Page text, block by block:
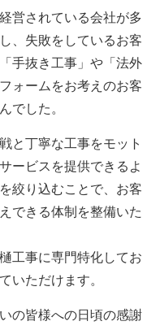
営されている会社が多
、失敗をしているお客
手抜き工事」や「法外
ォームをお考えのお客
でした。
と丁寧な工事をモット
ービスを提供できるよ
絞り込むことで、お客
できる体制を整備いた
工事に専門特化してお
いただけます。
の皆様への日頃の感謝